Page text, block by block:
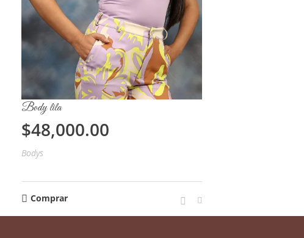
Body lila
$48,000.00
Bodys
Comprar